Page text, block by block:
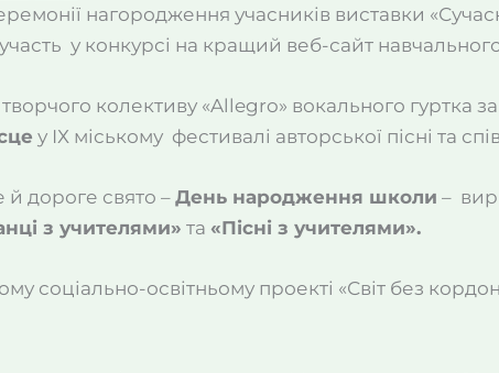
нагородження учасників виставки
у конкурсі на кращий веб-сайт
колективу «Allegro» вокального гуртка
у ІХ міському фестивалі авторської пісні та
дороге свято – День народження школи – вир
з учителями» та «Пісні з учителями».
соціально-освітньому проекті «Світ без